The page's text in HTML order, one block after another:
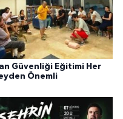
Güvenliği Eğitimi Her
Önemli